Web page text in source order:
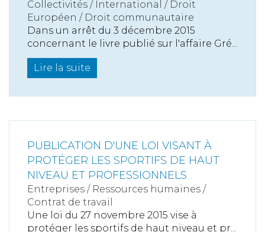
Collectivités / International / Droit
Européen / Droit communautaire
Dans un arrêt du 3 décembre 2015
concernant le livre publié sur l'affaire Gré...
Lire la suite
PUBLICATION D'UNE LOI VISANT À
PROTÉGER LES SPORTIFS DE HAUT
NIVEAU ET PROFESSIONNELS
Entreprises / Ressources humaines /
Contrat de travail
Une loi du 27 novembre 2015 vise à
protéger les sportifs de haut niveau et pr...